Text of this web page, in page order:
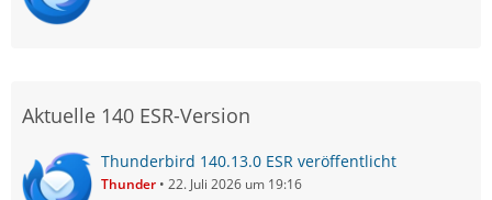
Aktuelle 140 ESR-Version
Thunderbird 140.13.0 ESR veröffentlicht
Thunder 22. Juli 2026 um 19:16